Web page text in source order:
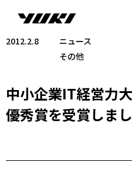
2012.2.8
ニュース
その他
中小企業IT経営力
優秀賞を受賞しま